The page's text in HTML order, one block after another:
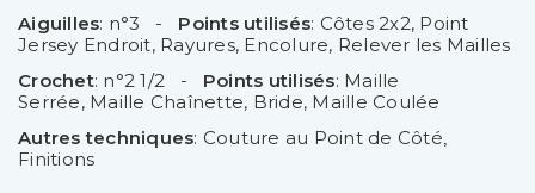
Aiguilles: n°3 - Points utilisés: Côtes 2x2, Point
Jersey Endroit, Rayures, Encolure, Relever les Mailles
Crochet: n°2 1/2 - Points utilisés: Maille
Serrée, Maille Chaînette, Bride, Maille Coulée
Autres techniques: Couture au Point de Côté
Finitions